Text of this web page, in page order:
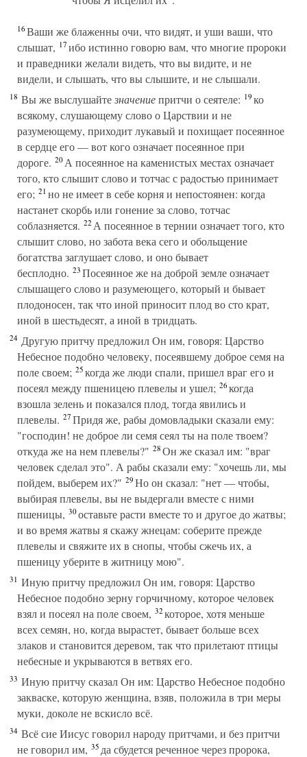
16Ваши же блаженны очи, что видят, и уши ваши, что
слышат, 17ибо истинно говорю вам, что многие пророки
и праведники желали видеть, что вы видите, и не
видели, и слышать, что вы слышите, и не слышали.
18 Вы же выслушайтезначениепритчи о сеятеле: 19ко
всякому, слушающему слово о Царствии и не
разумеющему, приходит лукавый и похищает посеянное
в сердце его — вот кого означает посеянное при
дороге. 20А посеянное на каменистых местах означает
того, кто слышит слово и тотчас с радостью принимает
его; 21но не имеет в себе корня и непостоянен: когда
настанет скорбь или гонение за слово, тотчас
соблазняется. 22А посеянное в тернии означает того, кто
слышит слово, но забота века сего и обольщение
богатства заглушает слово, и оно бывает
бесплодно. 23Посеянное же на доброй земле означает
слышащего слово и разумеющего, который и бывает
плодоносен, так что иной приносит плод во сто крат,
иной в шестьдесят, а иной в тридцать.
24 Другую притчу предложил Он им, говоря: Царство
Небесное подобно человеку, посеявшему доброе семя на
поле своем; 25когда же люди спали, пришел враг его и
посеял между пшеницею плевелы и ушел; 26когда
взошла зелень и показался плод, тогда явились и
плевелы. 27Придя же, рабы домовладыки сказали ему:
"господин! не доброе ли семя сеял ты на поле твоем?
откуда же на нем плевелы?" 28Он же сказал им: "враг
человек сделал это". А рабы сказали ему: "хочешь ли, мы
пойдем, выберем их?" 29Но он сказал: "нет — чтобы,
выбирая плевелы, вы не выдергали вместе с ними
пшеницы, 30оставьте расти вместе то и другое до жатвы;
и во время жатвы я скажу жнецам: соберите прежде
плевелы и свяжите их в снопы, чтобы сжечь их, а
пшеницу уберите в житницу мою".
31 Иную притчу предложил Он им, говоря: Царство
Небесное подобно зерну горчичному, которое человек
взял и посеял на поле своем, 32которое, хотя меньше
всех семян, но, когда вырастет, бывает больше всех
злаков и становится деревом, так что прилетают птицы
небесные и укрываются в ветвях его.
33 Иную притчу сказал Он им: Царство Небесное подобно
закваске, которую женщина, взяв, положила в три меры
муки, доколе не вскисло всё.
34 Всё сие Иисус говорил народу притчами, и без притчи
не говорил им, 35да сбудется реченное через пророка,